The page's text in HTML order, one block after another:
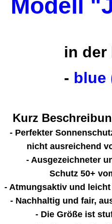
Modell
in der
- blue
Kurz
- Perfekter
nicht ausreichend
- Ausgezeichneter
Schutz 50+
- Atmungsaktiv und
- Nachhaltig und fair,
- Die Größe ist